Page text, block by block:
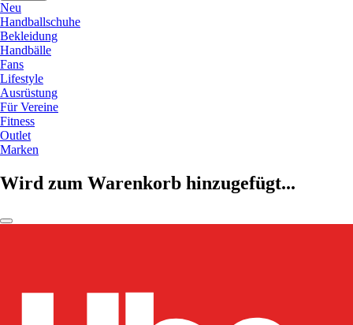
Neu
Handballschuhe
Bekleidung
Handbälle
Fans
Lifestyle
Ausrüstung
Für Vereine
Fitness
Outlet
Marken
Wird zum Warenkorb hinzugefügt...